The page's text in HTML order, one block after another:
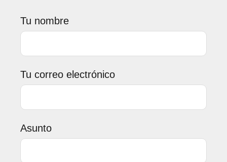
Tu nombre
Tu correo electrónico
Asunto